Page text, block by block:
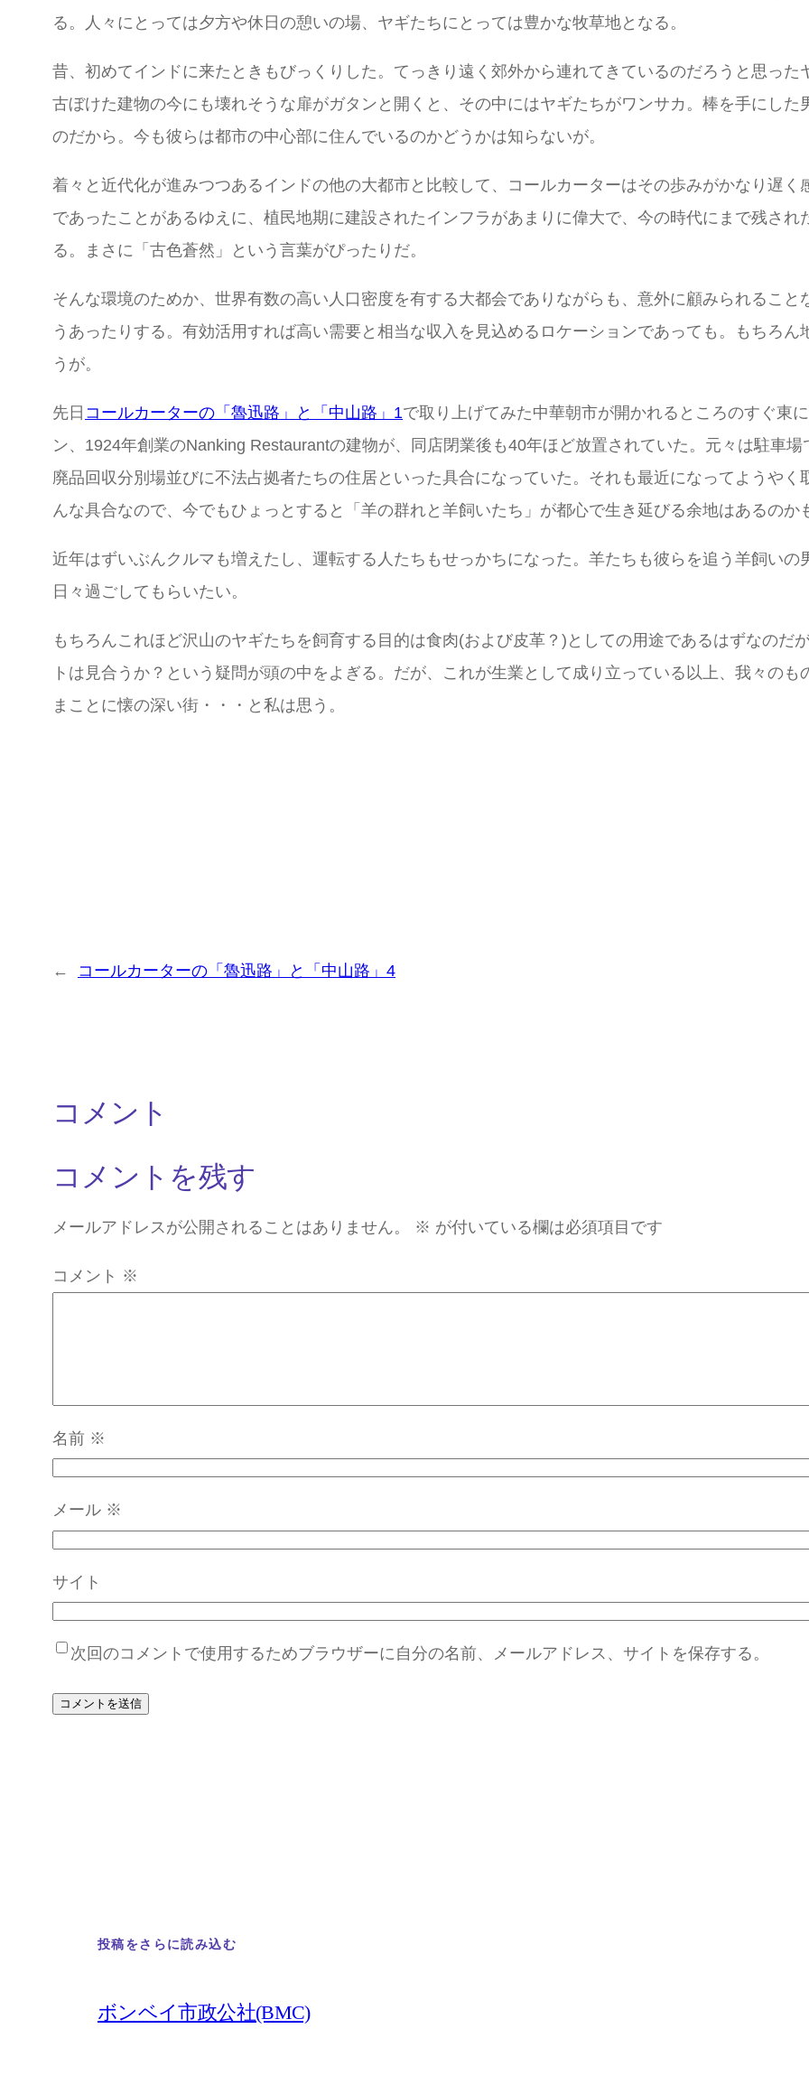
る。人々にとっては夕方や休日の憩いの場、ヤギたちにとっては豊かな牧草地となる。
昔、初めてインドに来たときもびっくりした。てっきり遠く郊外から連れてきているのだろうと思っ
古ぼけた建物の今にも壊れそうな扉がガタンと開くと、その中にはヤギたちがワンサカ。棒を手にし
のだから。今も彼らは都市の中心部に住んでいるのかどうかは知らないが。
着々と近代化が進みつつあるインドの他の大都市と比較して、コールカーターはその歩みがかなり遅
であったことがあるゆえに、植民地期に建設されたインフラがあまりに偉大で、今の時代にまで残され
る。まさに「古色蒼然」という言葉がぴったりだ。
そんな環境のためか、世界有数の高い人口密度を有する大都会でありながらも、意外に顧みられること
うあったりする。有効活用すれば高い需要と相当な収入を見込めるロケーションであっても。もちろ
うが。
先日 コールカーターの「魯迅路」と「中山路」1で取り上げてみた中華朝市が開かれるところのすぐ東
ン、1924年創業のNanking Restaurantの建物が、同店閉業後も40年ほど放置されていた。元々は駐車
廃品回収分別場並びに不法占拠者たちの住居といった具合になっていた。それも最近になってようや
んな具合なので、今でもひょっとすると「羊の群れと羊飼いたち」が都心で生き延びる余地はあるのか
近年はずいぶんクルマも増えたし、運転する人たちもせっかちになった。羊たちも彼らを追う羊飼いの
日々過ごしてもらいたい。
もちろんこれほど沢山のヤギたちを飼育する目的は食肉(および皮革？)としての用途であるはずなのだ
トは見合うか？という疑問が頭の中をよぎる。だが、これが生業として成り立っている以上、我々のも
まことに懐の深い街・・・と私は思う。
← コールカーターの「魯迅路」と「中山路」4
コメント
コメントを残す
メールアドレスが公開されることはありません。 ※ が付いている欄は必須項目です
コメント ※
名前 ※
メール ※
サイト
次回のコメントで使用するためブラウザーに自分の名前、メールアドレス、サイトを保存する。
投稿をさらに読み込む
ボンベイ市政公社(BMC)